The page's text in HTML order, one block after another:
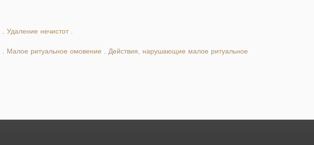
Удаление нечистот
Малое ритуальное омовение Действия, нарушающие малое ритуальное